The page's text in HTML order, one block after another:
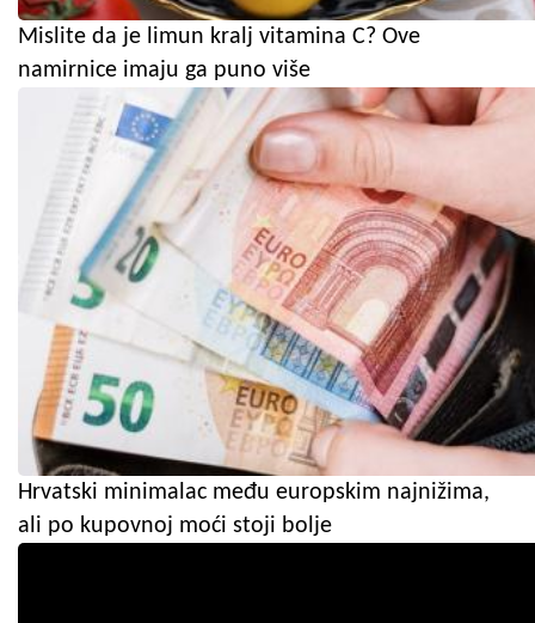
Mislite da je limun kralj vitamina C? Ove
namirnice imaju ga puno više
Hrvatski minimalac među europskim najnižima,
ali po kupovnoj moći stoji bolje